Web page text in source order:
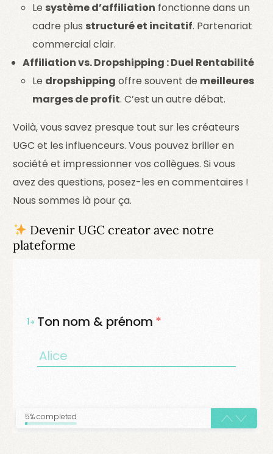
Lesystème d’affiliation fonctionne dans un
cadre plus structuré et incitatif. Partenariat
commercial clair.
Affiliation vs. Dropshipping : Duel Rentabilité
Le dropshipping offre souvent de meilleures
marges de profit. C’est un autre débat.
Voilà, vous savez presque tout sur les créateurs
UGC et les influenceurs. Vous pouvez briller en
société et impressionner vos collègues. Si vous
avez des questions, posez-les en commentaires !
Nous sommes là pour ça.
Devenir UGC creator avec notre
plateforme
1 Ton nom & prénom *
5% completed